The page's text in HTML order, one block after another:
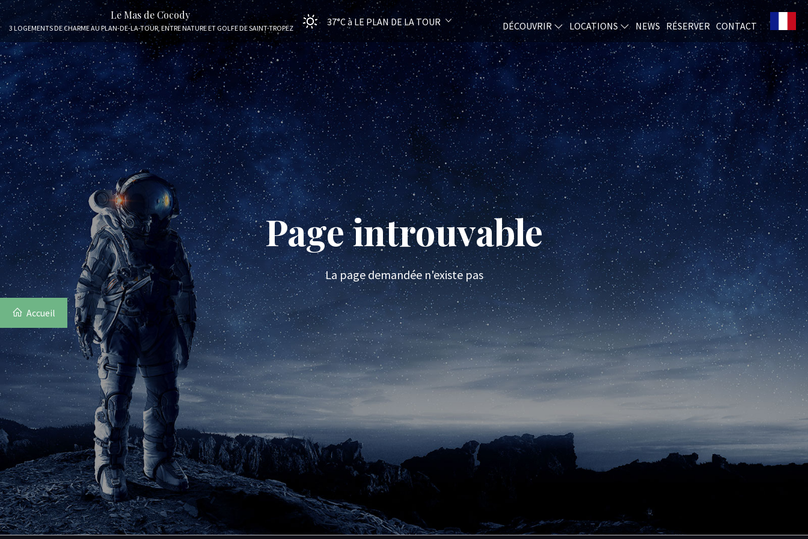
Le Mas de Cocody
3 LOGEMENTS DE CHARME AU PLAN-DE-LA-TOUR, ENTRE NATURE ET GOLFE DE SAINT-TROPEZ
37°Cà LE PLAN DE LA TOUR DÉCOUVRIR LOCATIONS NEWS RÉSERVER CONTACT
Page introuvable
La page demandée n'existe pas
Accueil